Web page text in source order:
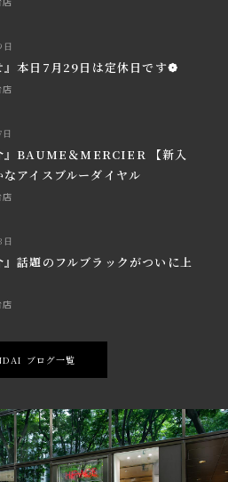
』本日7月29日は定休日です❁
』BAUME＆MERCIER 【新入
アイスブルーダイヤル
』話題のフルブラックがついに上
ブログ一覧